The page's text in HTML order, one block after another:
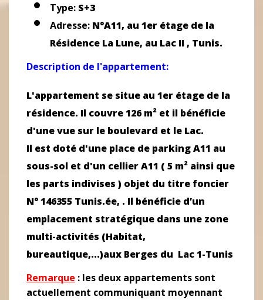
Type: S+3
Adresse: N°A11, au 1er étage de la
Résidence La Lune, au Lac II , Tunis.
Description de l'appartement:
L'appartement se situe au 1er étage de la
résidence. Il couvre 126 m² et il bénéficie
d'une vue sur le boulevard et le Lac.
Il est doté d'une place de parking A11 au
sous-sol et d'un cellier A11 ( 5 m² ainsi que
les parts indivises ) objet du titre foncier
N° 146355 Tunis.ée, . Il bénéficie d’un
emplacement stratégique dans une zone
multi-activités (Habitat,
bureautique,...)aux Berges du Lac 1-Tunis
Remarque : les deux appartements sont
actuellement communiquant moyennant